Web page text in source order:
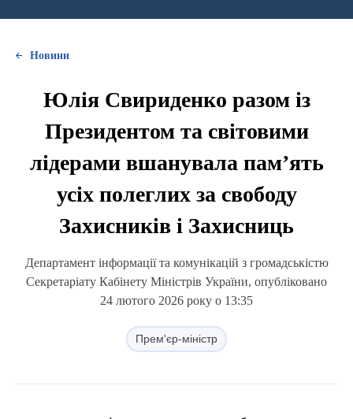
Новини
Юлія Свириденко разом із
Президентом та світовими
лідерами вшанувала памʼять
усіх полеглих за свободу
Захисників і Захисниць
Департамент інформації та комунікацій з громадськістю
Секретаріату Кабінету Міністрів України, опубліковано
24 лютого 2026 року о 13:35
Прем'єр-міністр